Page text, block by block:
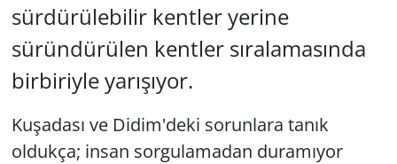
sürdürülebilir kentler yerine
süründürülen kentler sıralamasında
birbiriyle yarışıyor.
Kuşadası ve Didim'deki sorunlara tanık
oldukça; insan sorgulamadan duramıyor